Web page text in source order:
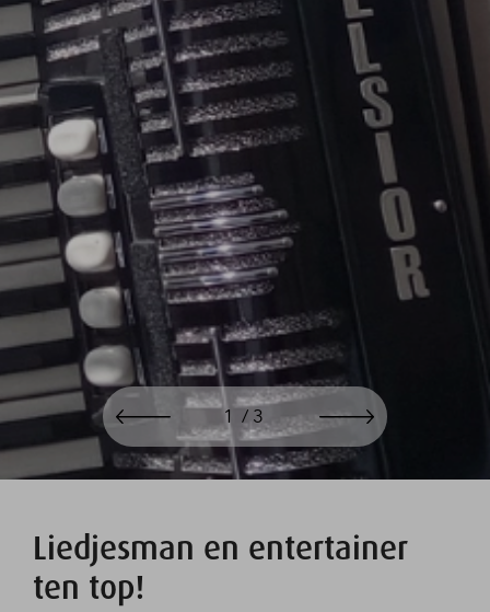
Liedjesman en entertainer
ten top!